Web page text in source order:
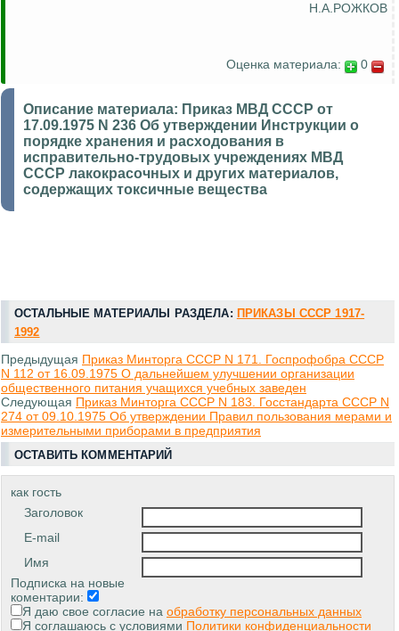
Н.А.РОЖКОВ
Оценка материала: 0
Описание материала: Приказ МВД СССР от
17.09.1975 N 236 Об утверждении Инструкции о
порядке хранения и расходования в
исправительно-трудовых учреждениях МВД
СССР лакокрасочных и других материалов,
содержащих токсичные вещества
ОСТАЛЬНЫЕ МАТЕРИАЛЫ РАЗДЕЛА: ПРИКАЗЫ СССР 1917-
1992
Предыдущая Приказ Минторга СССР N 171. Госпрофобра СССР
N 112 от 16.09.1975 О дальнейшем улучшении организации
общественного питания учащихся учебных заведен
Следующая Приказ Минторга СССР N 183. Госстандарта СССР N
274 от 09.10.1975 Об утверждении Правил пользования мерами и
измерительными приборами в предприятия
ОСТАВИТЬ КОММЕНТАРИЙ
как гость
Заголовок
E-mail
Имя
Подписка на новые
коментарии:
Я даю свое согласие на обработку персональных данных
Я соглашаюсь с условиями Политики конфиденциальности